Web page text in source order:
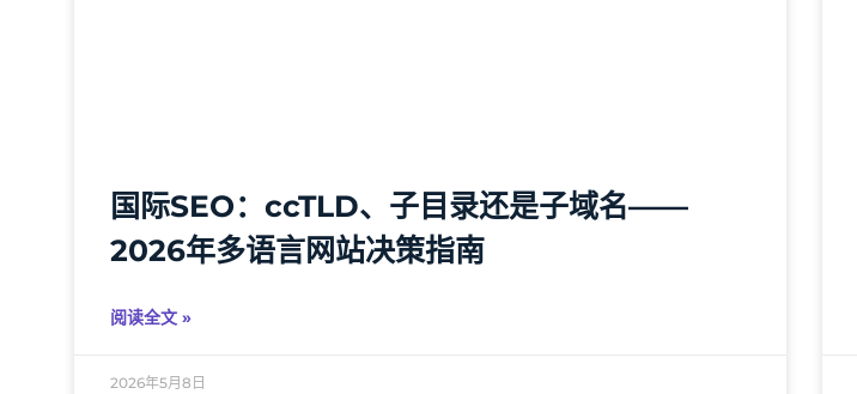
国际SEO：ccTLD、子目录还是子域名——
2026年多语言网站决策指南
阅读全文 »
2026年5月8日